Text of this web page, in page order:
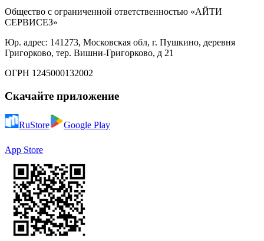
Общество с ограниченной ответственностью «АЙТИ
СЕРВИСЕЗ»
Юр. адрес: 141273, Московская обл, г. Пушкино, деревня
Григорково, тер. Вишни-Григорково, д 21
ОГРН 1245000132002
Скачайте приложение
RuStore Google Play
App Store